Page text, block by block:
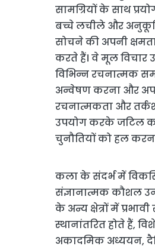
सामग्रियों के साथ
बच्चे लचीले और
सोचने की अपनी
करते हैं। वे मूल विचार
विभिन्न रचनात्मक
अन्वेषण करना और
रचनात्मकता और
उपयोग करके जटिल
चुनौतियों को हल
कला के संदर्भ में
संज्ञानात्मक कौशल
के अन्य क्षेत्रों में
स्थानांतरित होते हैं,
अकादमिक अध्ययन,